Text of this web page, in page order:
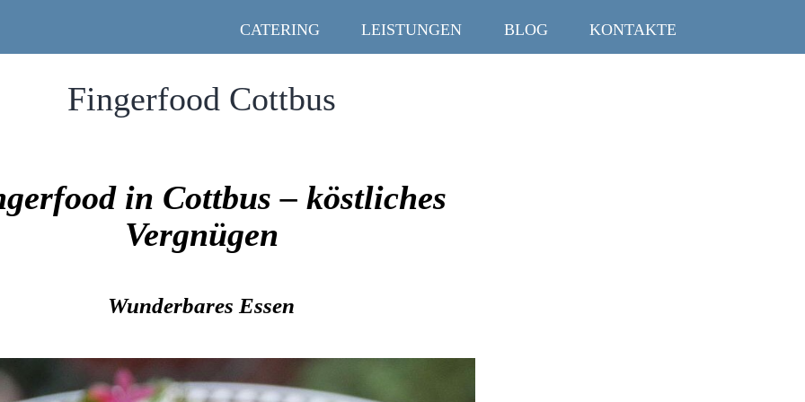
CATERING LEISTUNGEN BLOG KONTAKTE
Fingerfood Cottbus
in Cottbus – köstliches
Vergnügen
Wunderbares Essen